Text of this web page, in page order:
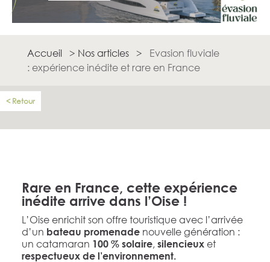
Accueil > Nos articles >
Evasion fluviale
: expérience inédite et rare en France
Retour
Rare en France, cette expérience
inédite arrive dans l’Oise !
L’Oise enrichit son offre touristique avec l’arrivée
d’un bateau promenadenouvelle génération :
un catamaran 100 % solaire, silencieuxet
respectueux de l’environnement.